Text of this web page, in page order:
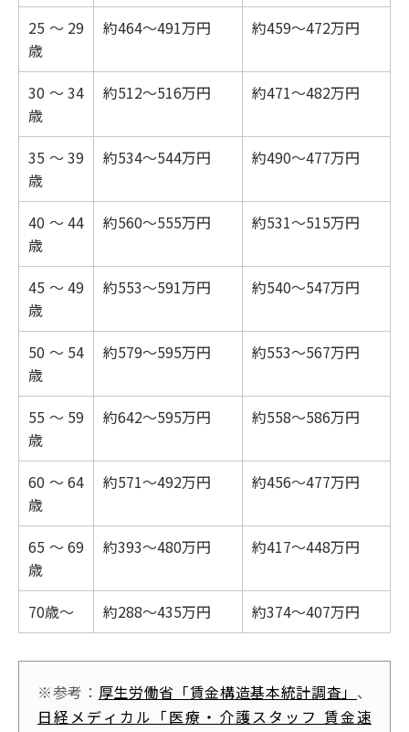
25～29
歳
約464～491万円 約459～472万円
30～34
歳
約512～516万円 約471～482万円
35～39
歳
約534～544万円 約490～477万円
40～44
歳
約560～555万円 約531～515万円
45～49
歳
約553～591万円 約540～547万円
50～54
歳
約579～595万円 約553～567万円
55～59
歳
約642～595万円 約558～586万円
60～64
歳
約571～492万円 約456～477万円
65～69
歳
約393～480万円 約417～448万円
70歳～ 約288～435万円 約374～407万円
※参考： 厚生労働省「賃金構造基本統計調査」 、
日経メディカル「医療・介護スタッフ 賃金速